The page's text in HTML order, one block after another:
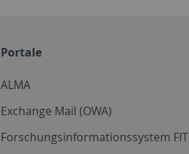
Portale
ALMA
Exchange Mail (OWA)
Forschungsinformationssystem FIT